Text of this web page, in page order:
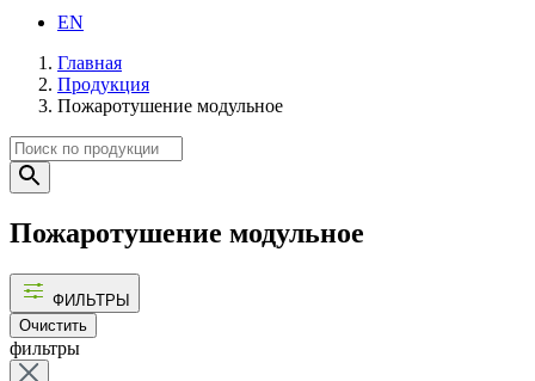
EN
Главная
Продукция
Пожаротушение модульное
Пожаротушение модульное
ФИЛЬТРЫ
Очистить
фильтры